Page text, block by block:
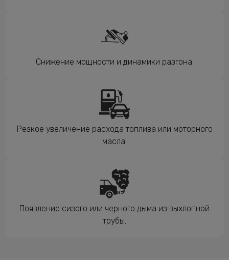
Снижение мощности и динамики разгона.
Резкое увеличение расхода топлива или моторного
масла.
Появление сизого или черного дыма из выхлопной
трубы.